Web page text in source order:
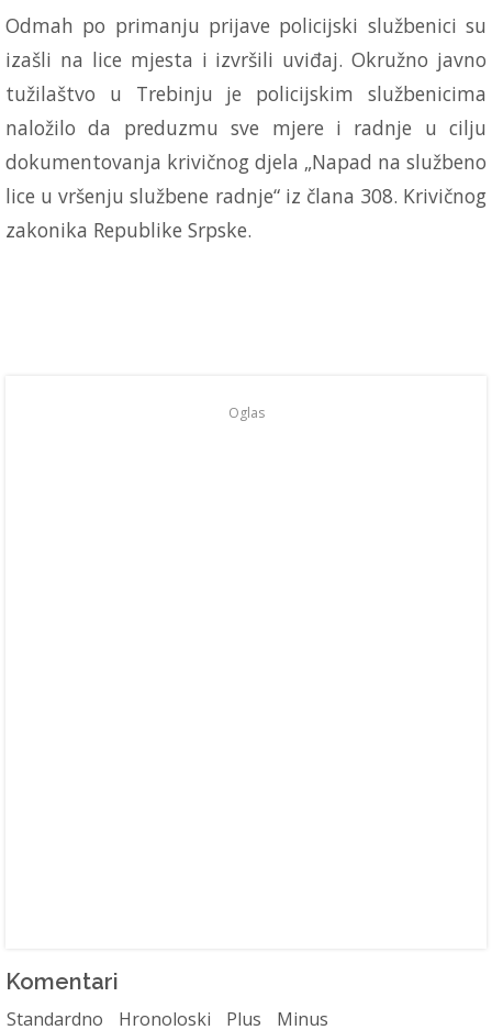
Odmah po primanju prijave policijski službenici su
izašli na lice mjesta i izvršili uviđaj. Okružno javno
tužilaštvo u Trebinju je policijskim službenicima
naložilo da preduzmu sve mjere i radnje u cilju
dokumentovanja krivičnog djela „Napad na službeno
lice u vršenju službene radnje“ iz člana 308. Krivičnog
zakonika Republike Srpske.
Oglas
Komentari
Standardno Hronoloski Plus Minus